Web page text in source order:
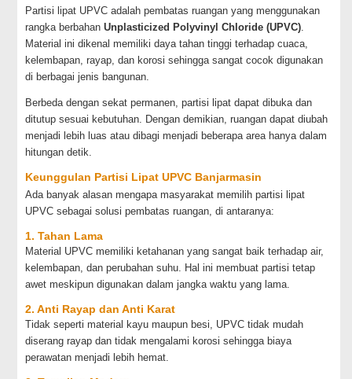
Partisi lipat UPVC adalah pembatas ruangan yang menggunakan
rangka berbahanUnplasticized Polyvinyl Chloride (UPVC).
Material ini dikenal memiliki daya tahan tinggi terhadap cuaca,
kelembapan, rayap, dan korosi sehingga sangat cocok digunakan
di berbagai jenis bangunan.
Berbeda dengan sekat permanen, partisi lipat dapat dibuka dan
ditutup sesuai kebutuhan. Dengan demikian, ruangan dapat diubah
menjadi lebih luas atau dibagi menjadi beberapa area hanya dalam
hitungan detik.
Keunggulan Partisi Lipat UPVC Banjarmasin
Ada banyak alasan mengapa masyarakat memilih partisi lipat
UPVC sebagai solusi pembatas ruangan, di antaranya:
1. Tahan Lama
Material UPVC memiliki ketahanan yang sangat baik terhadap air,
kelembapan, dan perubahan suhu. Hal ini membuat partisi tetap
awet meskipun digunakan dalam jangka waktu yang lama.
2. Anti Rayap dan Anti Karat
Tidak seperti material kayu maupun besi, UPVC tidak mudah
diserang rayap dan tidak mengalami korosi sehingga biaya
perawatan menjadi lebih hemat.